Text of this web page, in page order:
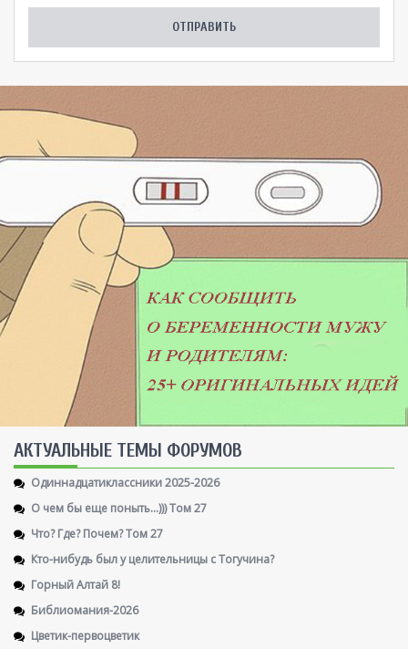
AКТУАЛЬНЫЕ ТЕМЫ ФОРУМОВ
Одиннадцатиклассники 2025-2026
О чем бы еще поныть...))) Том 27
Что? Где? Почем? Том 27
Кто-нибудь был у целительницы с Тогучина?
Горный Алтай 8!
Библиомания-2026
Цветик-первоцветик